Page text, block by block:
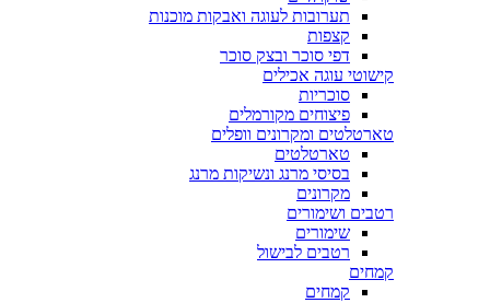
תערובות לעוגה ואבקות מוכנות
קצפות
דפי סוכר ובצק סוכר
קישוטי עוגה אכילים
סוכריות
פיצוחים מקורמלים
טארטלטים ומקרונים וופלים
טארטלטים
בסיסי מרנג ונשיקות מרנג
מקרונים
רטבים ושימורים
שימורים
רטבים לבישול
קמחים
קמחים